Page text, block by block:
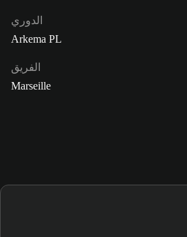
الدوري
Arkema PL
الفريق
Marseille